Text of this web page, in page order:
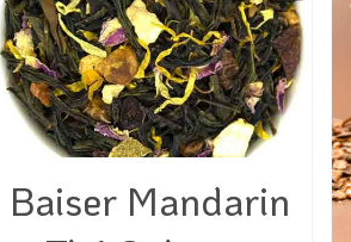
Baiser Mandarin